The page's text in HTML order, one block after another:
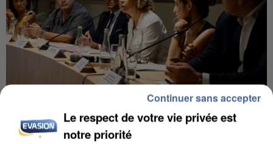
INCENDIES : L’ÎLE-DE-FRANCE LANCE UN ÉLAN
DE SOLIDARITÉ AVEC LES...
Le respect de votre vie privée est
notre priorité
Continuer sans accepter